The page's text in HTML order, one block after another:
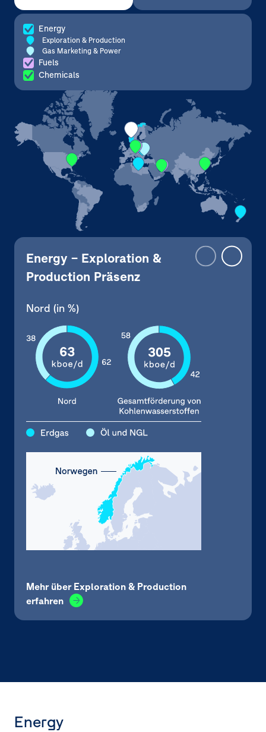
Energy
Exploration & Production
Gas Marketing & Power
Fuels
Chemicals
Mrd
Mrd
Mrd
€ Mrd
€ Mrd
Energy – Exploration &
Production Präsenz
Nord (in %)
Mehr über Exploration & Production
erfahren
Energy